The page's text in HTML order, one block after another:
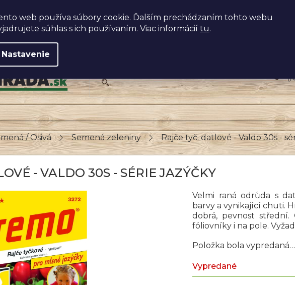
web používa súbory cookie. Ďalším prechádzaním tohto webu
súhlas s ich používaním. Viac informácií tu.
Nastavenie
/ Osivá Semená zeleniny Rajče tyč. datlové - Valdo 30s -
- VALDO 30S - SÉRIE JAZÝČKY
Vypredané
Položka bola vypredaná…
Velmi raná odrůda s
barvy a vynikající chuti.
dobrá, pevnost
fóliovníky i na pole.